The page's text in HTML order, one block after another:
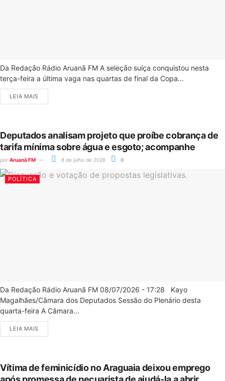
Da Redação Rádio Aruanã FM A seleção suíça conquistou nesta
terça-feira a última vaga nas quartas de final da Copa...
LEIA MAIS
Deputados analisam projeto que proíbe cobrança de
tarifa mínima sobre água e esgoto; acompanhe
por Aruanã FM 8 de julho de 2026 0
POLÍTICA
Da Redação Rádio Aruanã FM 08/07/2026 - 17:28 Kayo
Magalhães/Câmara dos Deputados Sessão do Plenário desta
quarta-feira A Câmara...
LEIA MAIS
Vítima de feminicídio no Araguaia deixou emprego